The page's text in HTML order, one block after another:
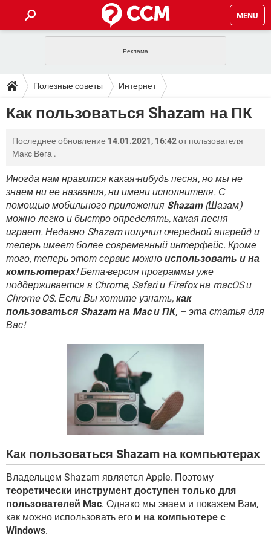
MENU
INSTAGRAM FACEBOOK
ИГРЫ WINDOWS 10
GOOGLE
ПОЛЕЗНЫЕ СОВЕТЫ
TIKTOK TELEGRAM
WHATSAPP INSTAGRAM
FACEBOOK ИГРЫ
ВИДЕО GOOGLE
YANDEX
ЗАГРУЗКИ
WHATSAPP
WINDOWS 10 ВКОНТАКТЕ
ВИДЕО
YANDEX
ФОРУМ
WHATSAPP INSTAGRAM
FACEBOOK ИГРЫ
WINDOWS 10 ВКОНТАКТЕ
ВИДЕО GOOGLE
YANDEX
TIKTOK TELEGRAM
WHATSAPP
FACEBOOK ИГРЫ
ВИДЕО GOOGLE
YANDEX
Полезные советы Интернет
Как пользоваться Shazam на ПК
Последнее обновление 14.01.2021, 16:42от пользователя
Макс Вега .
Иногда нам нравится какая-нибудь песня, но мы не
знаем ни ее названия, ни имени исполнителя. С
помощью мобильного приложения Shazam(Шазам)
можно легко и быстро определять, какая песня
играет. Недавно Shazam получил очередной апгрейд и
теперь имеет более современный интерфейс. Кроме
того, теперь этот сервис можно использовать и на
компьютерах! Бета-версия программы уже
поддерживается в Chrome, Safari и Firefox на macOS и
Chrome OS. Если Вы хотите узнать, как
пользоваться Shazam на Mac и ПК, – эта статья для
Вас!
Как пользоваться Shazam на компьютерах
Владельцем Shazam является Apple. Поэтому
теоретически инструмент доступен только для
пользователей Mac. Однако мы знаем и покажем Вам,
как можно использовать его и на компьютере с
Windows.